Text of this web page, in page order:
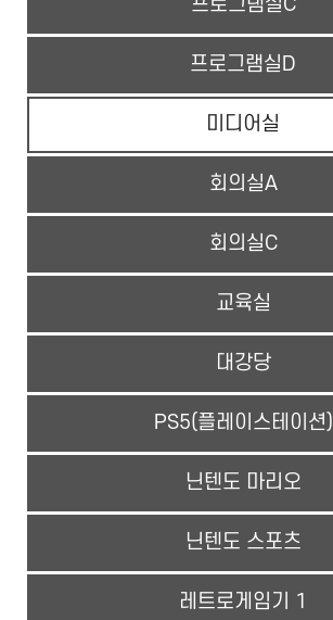
프로그램실C
프로그램실D
미디어실
회의실A
회의실C
교육실
대강당
PS5(플레이스테이션)
닌텐도 마리오
닌텐도 스포츠
레트로게임기 1